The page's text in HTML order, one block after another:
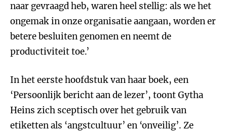
naar gevraagd heb, waren heel stellig: als we het
ongemak in onze organisatie aangaan, worden er
betere besluiten genomen en neemt de
productiviteit toe.’
In het eerste hoofdstuk van haar boek, een
‘Persoonlijk bericht aan de lezer’, toont Gytha
Heins zich sceptisch over het gebruik van
etiketten als ‘angstcultuur’ en ‘onveilig’. Ze